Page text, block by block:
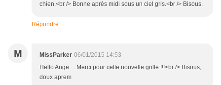
chien.<br /> Bonne après midi sous un ciel gris.<br /> Bisous.
Répondre
M MissParker 06/01/2015 14:53
Hello Ange ... Merci pour cette nouvelle grille !!!<br /> Bisous,
doux aprem